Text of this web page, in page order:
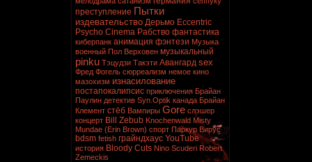
преступление Пытки
издевательство Дерьмо Eccentric
Psycho Cinema Рабство фантастика
киберпанк анимация фэнтези Музыка
военный Пол Верховен музыкальный
pinku Тэцудзи Такэти Авангард sex
Фред Фогель сюрреализм немое кино
мазохизм изнасилование
постапокалипсис приключения Брайан
Паулин детектив Syn.Optik канада Брайан
Клемент стёб Вампиры Gore слэшер
концерт Bill Zebub Knochenwald Misty
Mundae (Erin Brown) спорт Паркур Вирус
bdsm fetish грайндхаус YouTube
история Bloody Cuts Nino Scuderi Robert
Zemeckis